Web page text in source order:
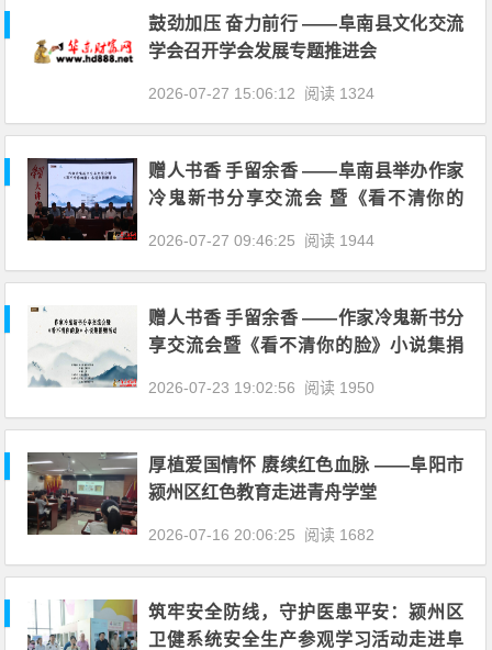
鼓劲加压 奋力前行 ——阜南县文化交流
学会召开学会发展专题推进会
2026-07-27 15:06:12 阅读 1324
赠人书香 手留余香 ——阜南县举办作家
冷鬼新书分享交流会 暨《看不清你的
2026-07-27 09:46:25 阅读 1944
赠人书香 手留余香 ——作家冷鬼新书分
享交流会暨《看不清你的脸》小说集捐
2026-07-23 19:02:56 阅读 1950
厚植爱国情怀 赓续红色血脉 ——阜阳市
颍州区红色教育走进青舟学堂
2026-07-16 20:06:25 阅读 1682
筑牢安全防线，守护医患平安：颍州区
卫健系统安全生产参观学习活动走进阜